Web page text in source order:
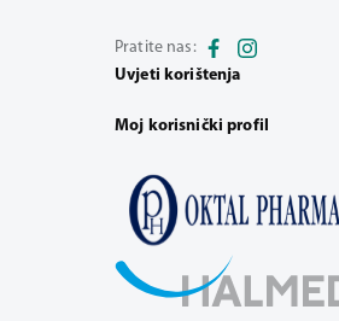
Pratite nas:
Uvjeti korištenja
Moj korisnički profil